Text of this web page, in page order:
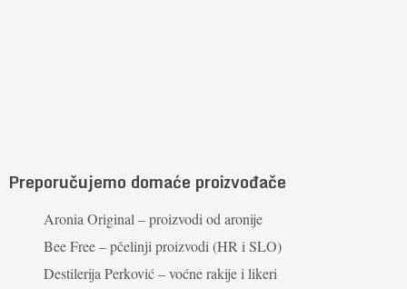
Preporučujemo domaće proizvođače
Aronia Original – proizvodi od aronije
Bee Free – pčelinji proizvodi (HR i SLO)
Destilerija Perković – voćne rakije i likeri